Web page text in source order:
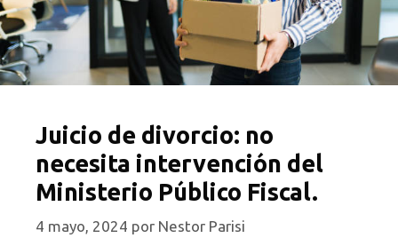
Juicio de divorcio: no
necesita intervención del
Ministerio Público Fiscal.
4 mayo, 2024 por Nestor Parisi